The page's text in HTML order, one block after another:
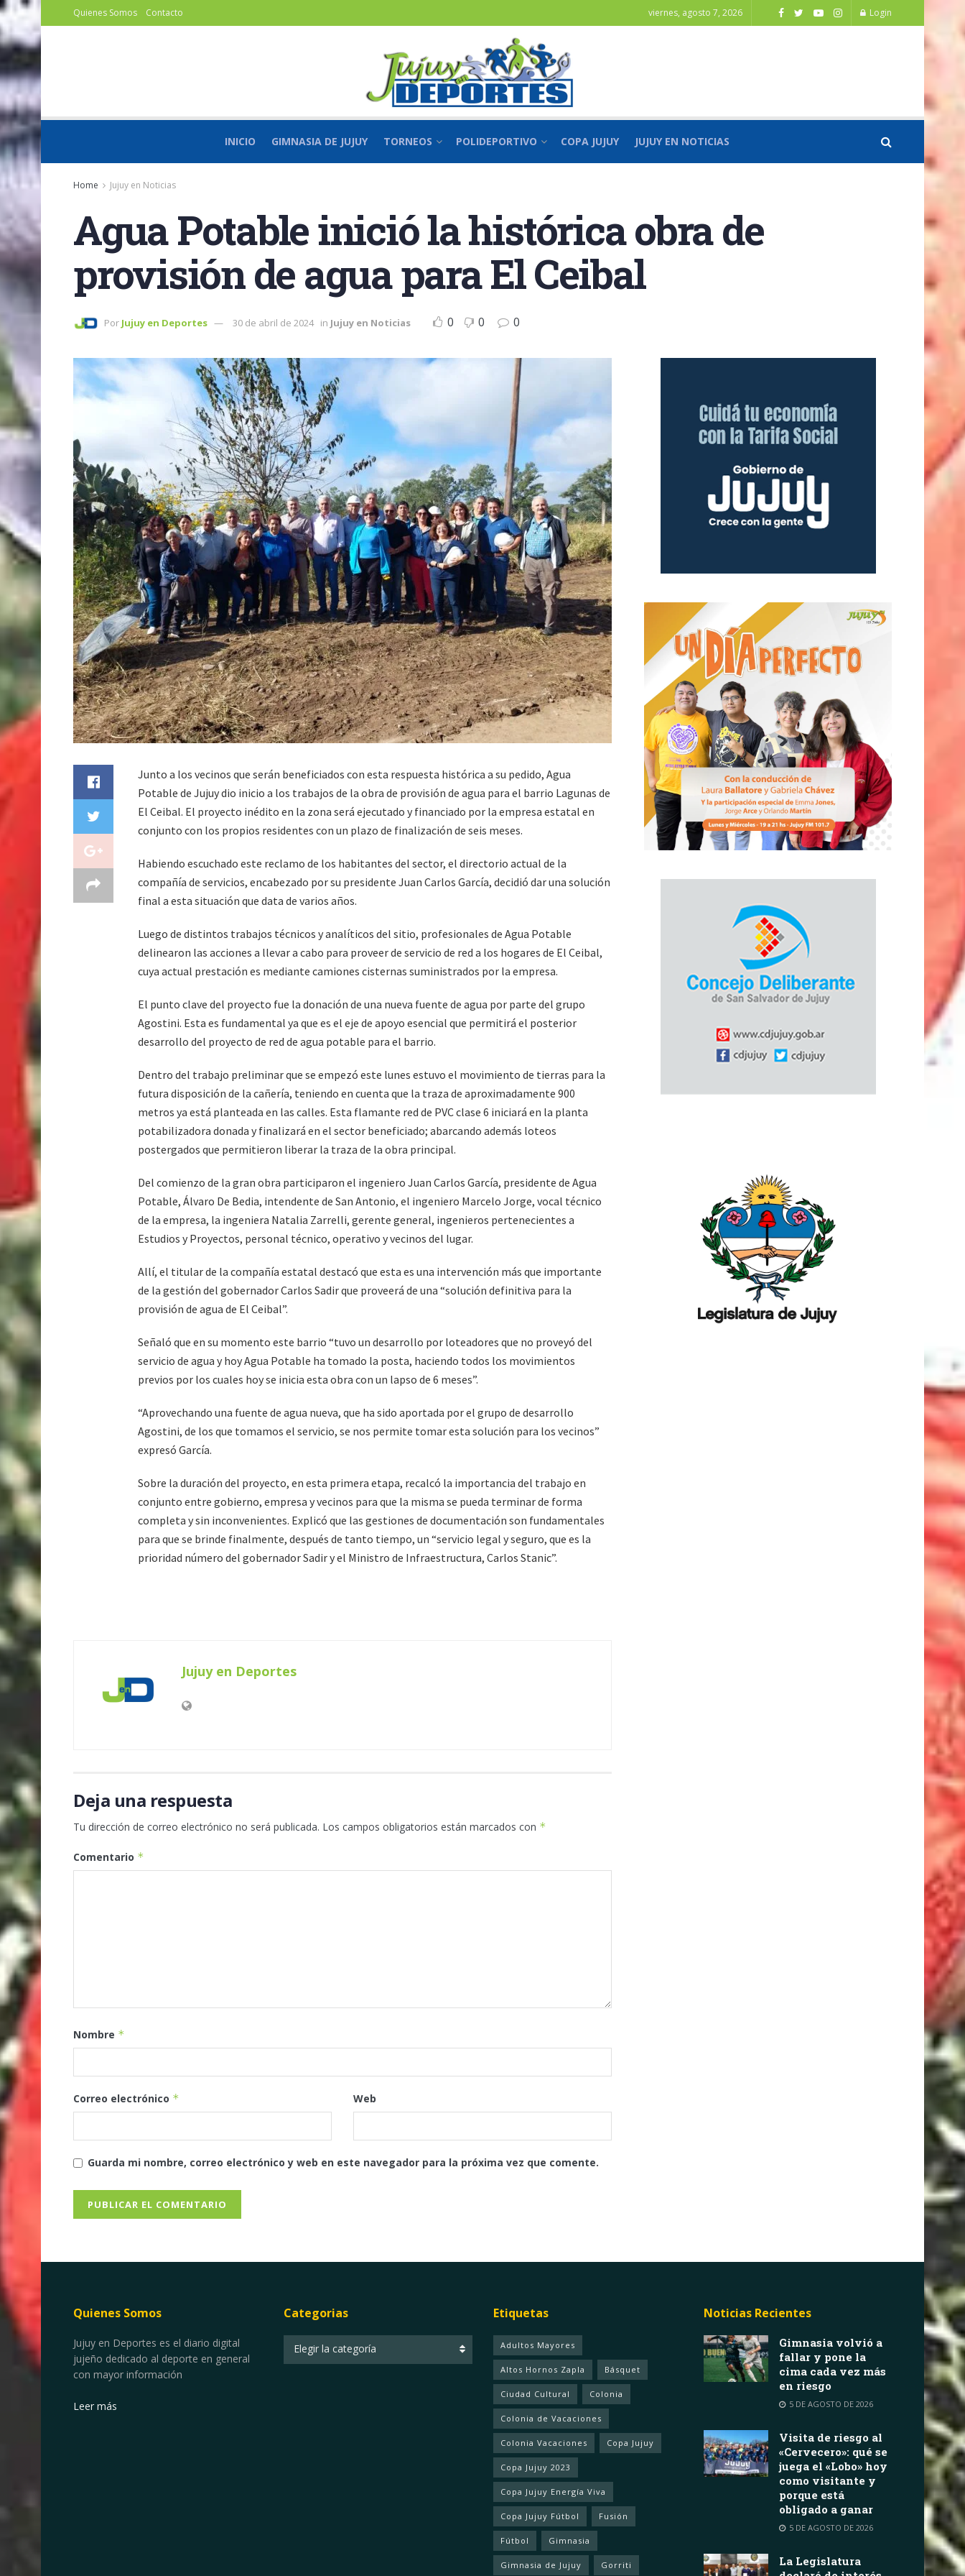
Quienes Somos Contacto viernes, agosto 7, 2026 Login
INICIO GIMNASIA DE JUJUY TORNEOS POLIDEPORTIVO COPA JUJUY JUJUY EN NOTICIAS
Home Jujuy en Noticias
Agua Potable inició la histórica obra de
provisión de agua para El Ceibal
Por Jujuy en Deportes 30 de abril de 2024 in Jujuy en Noticias 0 0 0
Junto a los vecinos que serán beneficiados con esta respuesta histórica a su pedido, Agua
Potable de Jujuy dio inicio a los trabajos de la obra de provisión de agua para el barrio Lagunas de
El Ceibal. El proyecto inédito en la zona será ejecutado y financiado por la empresa estatal en
conjunto con los propios residentes con un plazo de finalización de seis meses.
Habiendo escuchado este reclamo de los habitantes del sector, el directorio actual de la
compañía de servicios, encabezado por su presidente Juan Carlos García, decidió dar una solución
final a esta situación que data de varios años.
Luego de distintos trabajos técnicos y analíticos del sitio, profesionales de Agua Potable
delinearon las acciones a llevar a cabo para proveer de servicio de red a los hogares de El Ceibal,
cuya actual prestación es mediante camiones cisternas suministrados por la empresa.
El punto clave del proyecto fue la donación de una nueva fuente de agua por parte del grupo
Agostini. Esta es fundamental ya que es el eje de apoyo esencial que permitirá el posterior
desarrollo del proyecto de red de agua potable para el barrio.
Dentro del trabajo preliminar que se empezó este lunes estuvo el movimiento de tierras para la
futura disposición de la cañería, teniendo en cuenta que la traza de aproximadamente 900
metros ya está planteada en las calles. Esta flamante red de PVC clase 6 iniciará en la planta
potabilizadora donada y finalizará en el sector beneficiado; abarcando además loteos
postergados que permitieron liberar la traza de la obra principal.
Del comienzo de la gran obra participaron el ingeniero Juan Carlos García, presidente de Agua
Potable, Álvaro De Bedia, intendente de San Antonio, el ingeniero Marcelo Jorge, vocal técnico
de la empresa, la ingeniera Natalia Zarrelli, gerente general, ingenieros pertenecientes a
Estudios y Proyectos, personal técnico, operativo y vecinos del lugar.
Allí, el titular de la compañía estatal destacó que esta es una intervención más que importante
de la gestión del gobernador Carlos Sadir que proveerá de una “solución definitiva para la
provisión de agua de El Ceibal”.
Señaló que en su momento este barrio “tuvo un desarrollo por loteadores que no proveyó del
servicio de agua y hoy Agua Potable ha tomado la posta, haciendo todos los movimientos
previos por los cuales hoy se inicia esta obra con un lapso de 6 meses”.
“Aprovechando una fuente de agua nueva, que ha sido aportada por el grupo de desarrollo
Agostini, de los que tomamos el servicio, se nos permite tomar esta solución para los vecinos”
expresó García.
Sobre la duración del proyecto, en esta primera etapa, recalcó la importancia del trabajo en
conjunto entre gobierno, empresa y vecinos para que la misma se pueda terminar de forma
completa y sin inconvenientes. Explicó que las gestiones de documentación son fundamentales
para que se brinde finalmente, después de tanto tiempo, un “servicio legal y seguro, que es la
prioridad número del gobernador Sadir y el Ministro de Infraestructura, Carlos Stanic”.
Jujuy en Deportes
Deja una respuesta
Tu dirección de correo electrónico no será publicada. Los campos obligatorios están marcados con *
Comentario *
Nombre *
Correo electrónico * Web
Guarda mi nombre, correo electrónico y web en este navegador para la próxima vez que comente.
Quienes Somos
Jujuy en Deportes es el diario digital
jujeño dedicado al deporte en general
con mayor información
Leer más
Categorias
Categorias
Elegir la categoría
Etiquetas
Adultos Mayores
Altos Hornos Zapla Básquet
Ciudad Cultural Colonia
Colonia de Vacaciones
Colonia Vacaciones Copa Jujuy
Copa Jujuy 2023
Copa Jujuy Energía Viva
Copa Jujuy Fútbol Fusión
Fútbol Gimnasia
Gimnasia de Jujuy Gorriti
Noticias Recientes
Gimnasia volvió a
fallar y pone la
cima cada vez más
en riesgo
5 DE AGOSTO DE 2026
Visita de riesgo al
«Cervecero»: qué se
juega el «Lobo» hoy
como visitante y
porque está
obligado a ganar
5 DE AGOSTO DE 2026
La Legislatura